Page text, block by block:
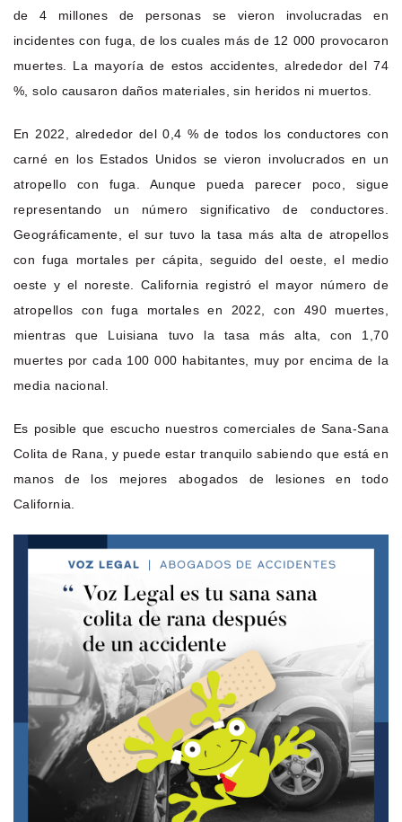
de 4 millones de personas se vieron involucradas en
incidentes con fuga, de los cuales más de 12 000 provocaron
muertes. La mayoría de estos accidentes, alrededor del 74
%, solo causaron daños materiales, sin heridos ni muertos.
En 2022, alrededor del 0,4 % de todos los conductores con
carné en los Estados Unidos se vieron involucrados en un
atropello con fuga. Aunque pueda parecer poco, sigue
representando un número significativo de conductores.
Geográficamente, el sur tuvo la tasa más alta de atropellos
con fuga mortales per cápita, seguido del oeste, el medio
oeste y el noreste. California registró el mayor número de
atropellos con fuga mortales en 2022, con 490 muertes,
mientras que Luisiana tuvo la tasa más alta, con 1,70
muertes por cada 100 000 habitantes, muy por encima de la
media nacional.
Es posible que escucho nuestros comerciales de Sana-Sana
Colita de Rana, y puede estar tranquilo sabiendo que está en
manos de los mejores abogados de lesiones en todo
California.